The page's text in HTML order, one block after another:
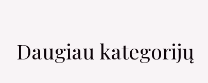
Daugiau kategorijų